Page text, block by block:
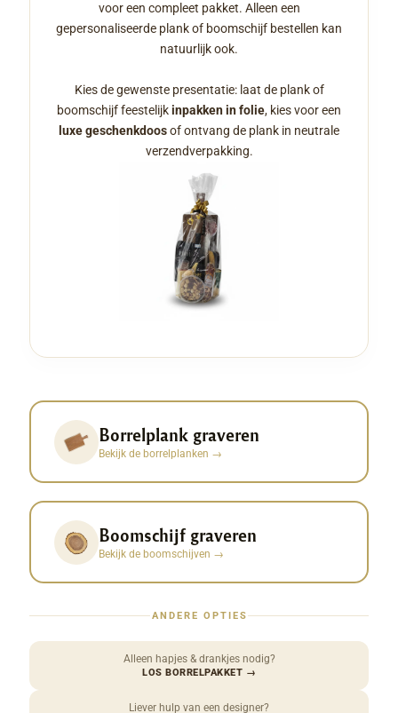
voor een compleet pakket. Alleen een
gepersonaliseerde plank of boomschijf bestellen kan
natuurlijk ook.
Kies de gewenste presentatie: laat de plank of
boomschijf feestelijkinpakken in folie, kies voor een
luxe geschenkdoosof ontvang de plank in neutrale
verzendverpakking.
Borrelplank graveren
Bekijk de borrelplanken →
Boomschijf graveren
Bekijk de boomschijven →
ANDERE OPTIES
Alleen hapjes & drankjes nodig?
LOS BORRELPAKKET →
Liever hulp van een designer?